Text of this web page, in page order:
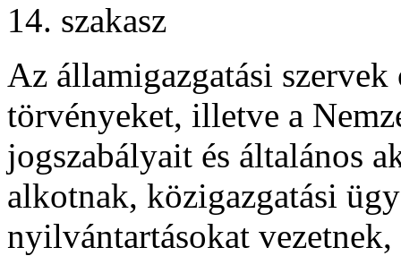
14. szakasz
Az államigazgatási
törvényeket, illetve a
jogszabályait és általános
alkotnak, közigazgatási
nyilvántartásokat